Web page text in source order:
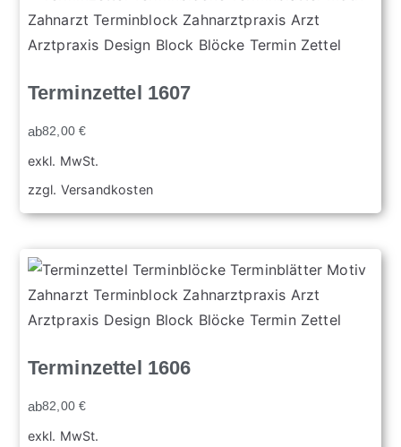
Terminzettel 1607
ab82,00€
exkl. MwSt.
zzgl. Versandkosten
Terminzettel 1606
ab82,00€
exkl. MwSt.